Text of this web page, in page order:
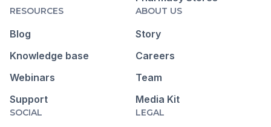
RESOURCES
Blog
Knowledge base
Webinars
Support
ABOUT US
Story
Careers
Team
Media Kit
SOCIAL LEGAL